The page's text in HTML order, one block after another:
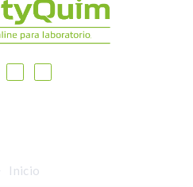
Inicio